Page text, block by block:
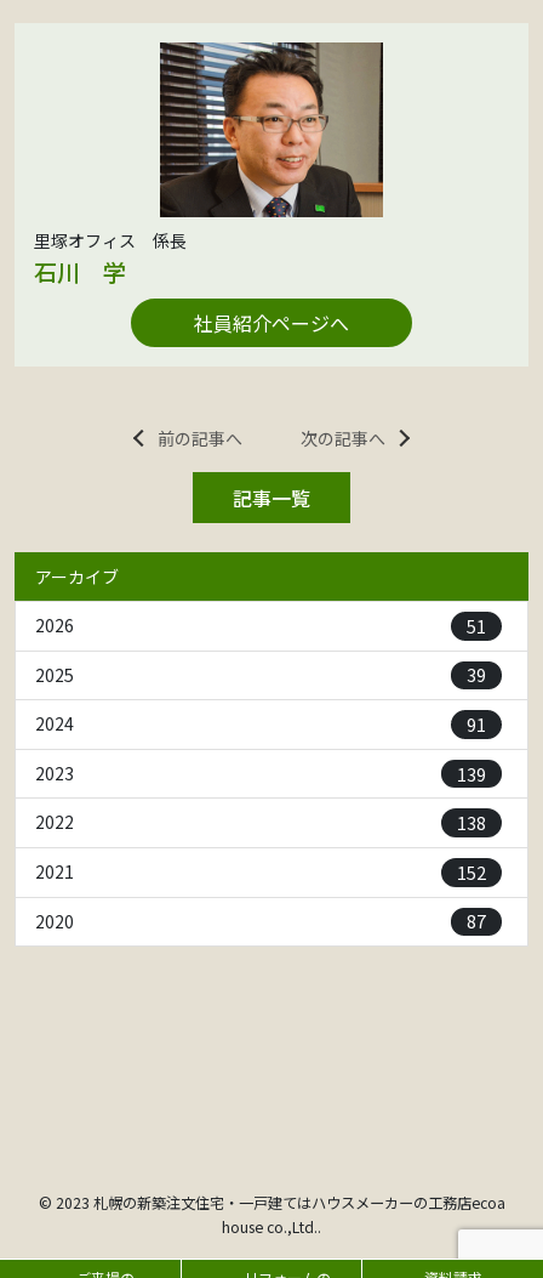
里塚オフィス 係長
石川 学
社員紹介ページへ
前の記事へ 次の記事へ
記事一覧
アーカイブ
2026
51
2025 39
2024 91
2023 139
2022 138
2021 152
2020 87
© 2023 札幌の新築注文住宅・一戸建てはハウスメーカーの工務店ecoa
house co.,Ltd..